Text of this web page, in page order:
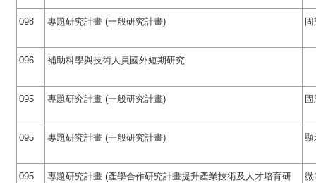
098 專題研究計畫 (一般研究計畫)
096 補助科學與技術人員國外短期研究
095 專題研究計畫 (一般研究計畫)
095 專題研究計畫 (一般研究計畫) 顯
095
專題研究計畫 (產學合作研究計畫提升產業技術及人才培育研
微